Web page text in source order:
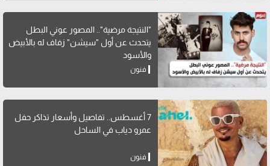
"النتيجة مرضية".. المصور عوني البطل
يتحدث عن أول "سيشن" زفاف له بالأبيض
والأسود
فنون
7 أغسطس.. تفاصيل وأسعار تذاكر حفل
عمرو دياب في الساحل
فنون